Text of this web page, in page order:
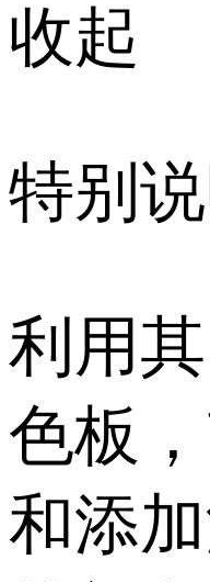
收起
特别
利用
色板
和添